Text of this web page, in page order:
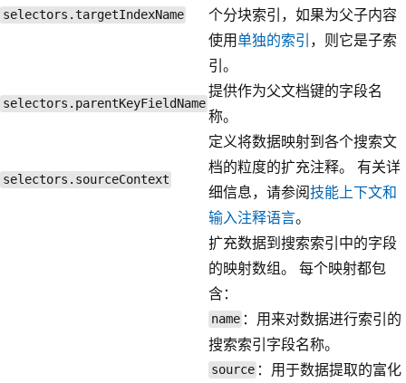
selectors.targetIndexName
个分块索引，如果为父子内容
使用单独的索引，则它是子索
引。
selectors.parentKeyFieldName
提供作为父文档键的字段名
称。
selectors.sourceContext
定义将数据映射到各个搜索文
档的粒度的扩充注释。 有关详
细信息，请参阅技能上下文和
输入注释语言。
扩充数据到搜索索引中的字段
的映射数组。 每个映射都包
含：
name ：用来对数据进行索引的
搜索索引字段名称。
source ：用于数据提取的富化